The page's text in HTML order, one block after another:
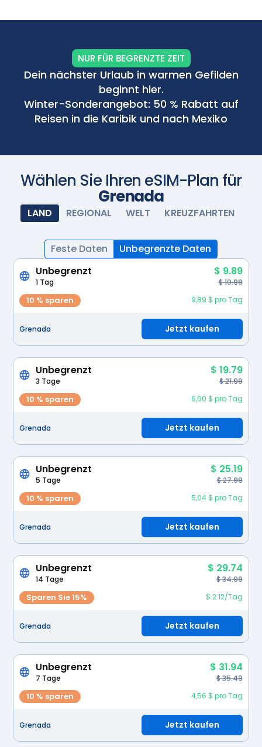
NUR FÜR BEGRENZTE ZEIT
Dein nächster Urlaub in warmen Gefilden
beginnt hier.
Winter-Sonderangebot: 50 % Rabatt auf
Reisen in die Karibik und nach Mexiko
Wählen Sie Ihren eSIM-Plan für
Grenada
LAND REGIONAL WELT KREUZFAHRTEN
Feste Daten
Unbegrenzte Daten
Unbegrenzt
$ 9.89
1 Tag $ 10.99
10 % sparen 9,89 $ pro Tag
Grenada Jetzt kaufen
Unbegrenzt $ 19.79
3 Tage $ 21.99
10 % sparen 6,60 $ pro Tag
Grenada Jetzt kaufen
Unbegrenzt $ 25.19
5 Tage $ 27.99
10 % sparen 5,04 $ pro Tag
Grenada Jetzt kaufen
Unbegrenzt $ 29.74
14 Tage $ 34.99
Sparen Sie 15% $ 2.12/Tag
Grenada Jetzt kaufen
Unbegrenzt $ 31.94
7 Tage $ 35.49
10 % sparen 4,56 $ pro Tag
Grenada Jetzt kaufen